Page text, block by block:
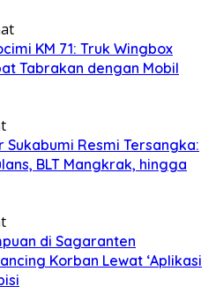
KM 71: Truk Wingbox
Tabrakan dengan Mobil
Resmi Tersangka:
BLT Mangkrak, hingga
di Sagaranten
Korban Lewat ‘Aplikasi